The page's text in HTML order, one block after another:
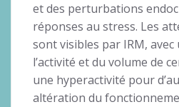
et des perturbations
réponses au stress. Les
sont visibles par IRM,
l’activité et du volume de
une hyperactivité pour
altération du